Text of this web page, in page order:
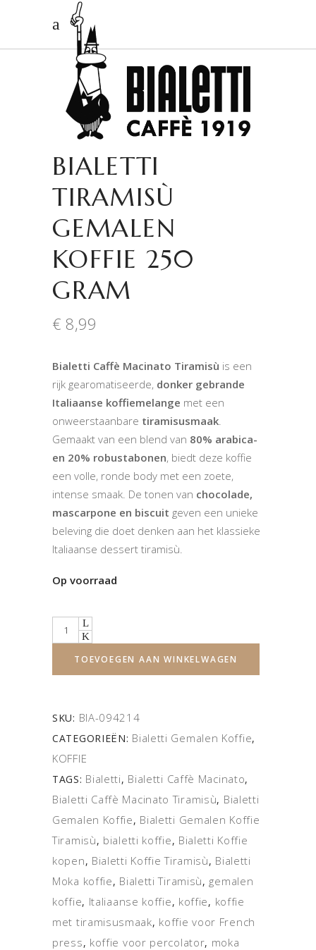
BIALETTI
TIRAMISÙ
GEMALEN
KOFFIE 250
GRAM
€ 8,99
Bialetti Caffè Macinato Tiramisù is een
rijk gearomatiseerde, donker gebrande
Italiaanse koffiemelange met een
onweerstaanbare tiramisusmaak
Gemaakt van een blend van 80% arabica-
en 20% robustabonen, biedt deze koffie
een volle, ronde body met een zoete,
intense smaak. De tonen van chocolade,
mascarpone en biscuit geven een unieke
beleving die doet denken aan het klassieke
Italiaanse dessert tiramisù.
Op voorraad
Quantity
TOEVOEGEN AAN WINKELWAGEN
SKU: BIA-094214
CATEGORIEËN: Bialetti Gemalen Koffie,
KOFFIE
TAGS: Bialetti, Bialetti Caffè Macinato,
Bialetti Caffè Macinato Tiramisù, Bialetti
Gemalen Koffie, Bialetti Gemalen Koffie
Tiramisù, bialetti koffie, Bialetti Koffie
kopen, Bialetti Koffie Tiramisù, Bialetti
Moka koffie, Bialetti Tiramisù, gemalen
koffie, Italiaanse koffie, koffie, koffie
met tiramisusmaak, koffie voor French
press, koffie voor percolator, moka